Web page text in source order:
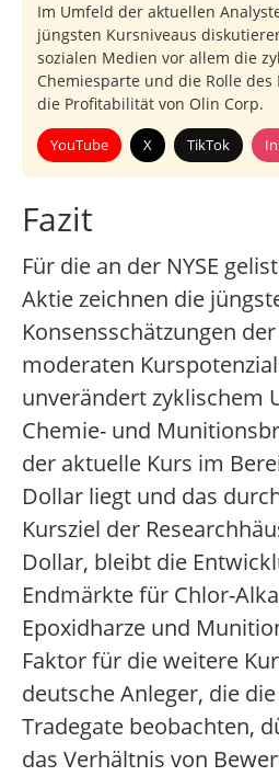
Im Umfeld der aktuellen
jüngsten Kursniveaus
sozialen Medien vor allem die
Chemiesparte und die Rolle
die Profitabilität von Olin Corp.
YouTube X TikTok
Fazit
Für die an der NYSE
Aktie zeichnen die
Konsensschätzungen
moderaten
unverändert zyklischem
Chemie- und
der aktuelle Kurs im
Dollar liegt und das
Kursziel der
Dollar, bleibt die
Endmärkte für Chlor-
Epoxidharze und
Faktor für die weitere
deutsche Anleger, die
Tradegate beobachten,
das Verhältnis von